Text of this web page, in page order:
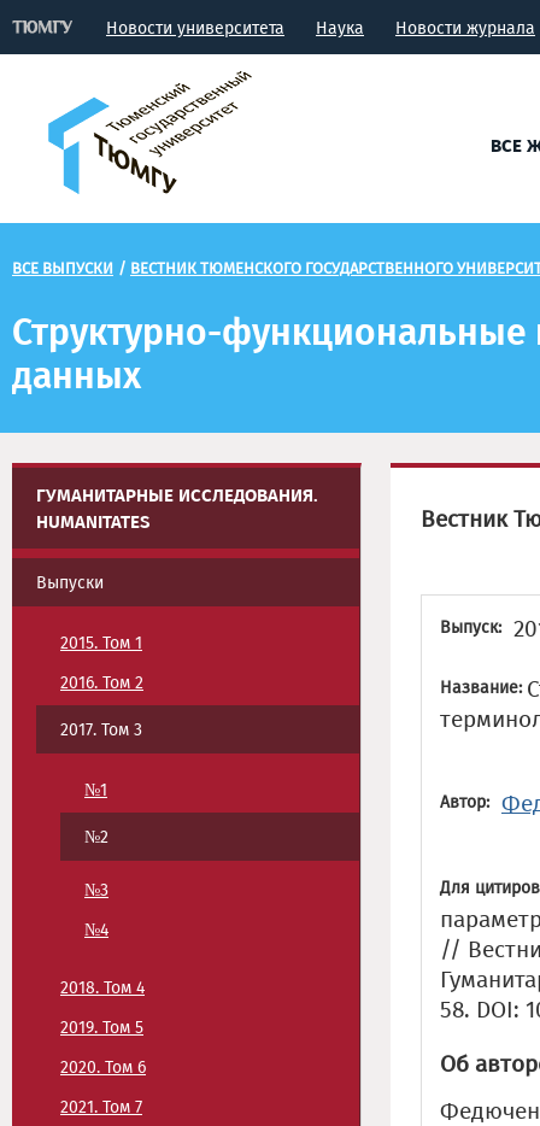
Новости университета Наука Новости журнала
ВСЕ
ВСЕ ВЫПУСКИ / ВЕСТНИК ТЮМЕНСКОГО ГОСУДАРСТВЕННОГО
Структурно-
данных
ГУМАНИТАРНЫЕ ИССЛЕДОВАНИЯ.
HUMANITATES
Выпуски
2015. Том 1
2016. Том 2
2017. Том 3
№1
№2
№3
№4
2018. Том 4
2019. Том 5
2020. Том 6
2021. Том 7
Вестник
Выпуск:
Название:
Автор:
Для
//
58. DOI:
Об